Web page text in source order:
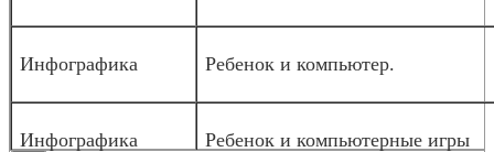
Инфографика Ребенок и компьютер.
Инфографика Ребенок и компьютерные игры